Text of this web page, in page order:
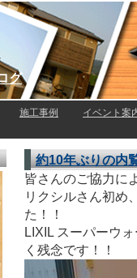
グ
施工事例 イベント案
約10年ぶりの内
皆さんのご協力に
リクシルさん初め
た！！
LIXIL スーパーウ
く残念です！！